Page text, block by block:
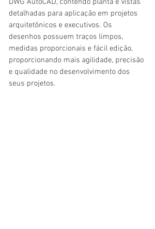
DWG AutoCAD, contendo planta e vistas
detalhadas para aplicação em projetos
arquitetônicos e executivos. Os
desenhos possuem traços limpos,
medidas proporcionais e fácil edição,
proporcionando mais agilidade, precisão
e qualidade no desenvolvimento dos
seus projetos.